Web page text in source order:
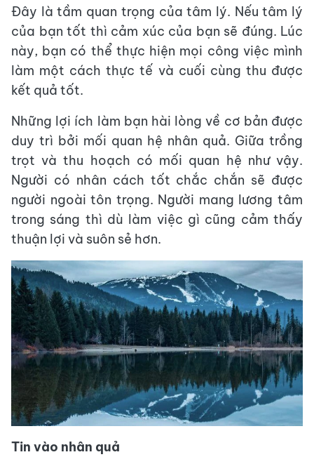
Đây là tầm quan trọng của tâm lý. Nếu tâm lý
của bạn tốt thì cảm xúc của bạn sẽ đúng. Lúc
này, bạn có thể thực hiện mọi công việc mình
làm một cách thực tế và cuối cùng thu được
kết quả tốt.
Những lợi ích làm bạn hài lòng về cơ bản được
duy trì bởi mối quan hệ nhân quả. Giữa trồng
trọt và thu hoạch có mối quan hệ như vậy.
Người có nhân cách tốt chắc chắn sẽ được
người ngoài tôn trọng. Người mang lương tâm
trong sáng thì dù làm việc gì cũng cảm thấy
thuận lợi và suôn sẻ hơn.
Tin vào nhân quả